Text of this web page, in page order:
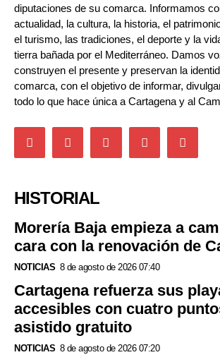
diputaciones de su comarca. Informamos
actualidad, la cultura, la historia, el
el turismo, las tradiciones, el deporte y la
tierra bañada por el Mediterráneo. Damos
construyen el presente y preservan la
comarca, con el objetivo de informar,
todo lo que hace única a Cartagena y al
HISTORIAL
Morería Baja empieza a
cara con la renovación de
NOTICIAS 8 de agosto de 2026 07:40
Cartagena refuerza sus
accesibles con cuatro
asistido gratuito
NOTICIAS 8 de agosto de 2026 07:20